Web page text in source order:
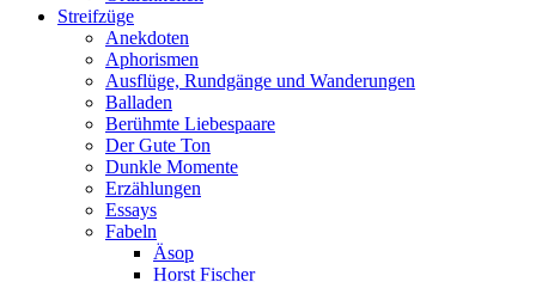
Streifzüge
Anekdoten
Aphorismen
Ausflüge, Rundgänge und Wanderungen
Balladen
Berühmte Liebespaare
Der Gute Ton
Dunkle Momente
Erzählungen
Essays
Fabeln
Äsop
Horst Fischer